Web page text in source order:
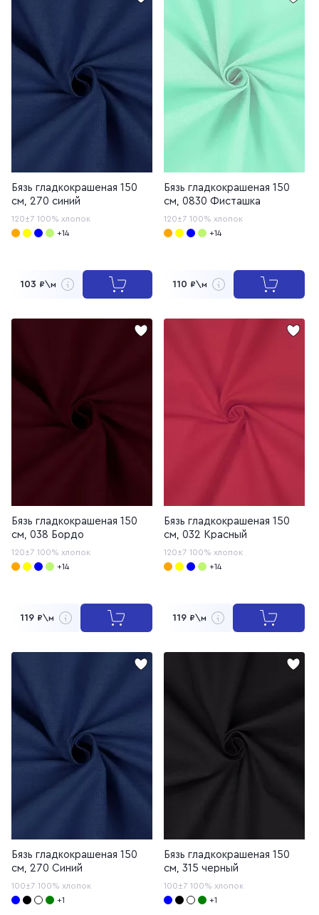
Бязь гладкокрашеная 150
см, 270 синий
120±7 100% хлопок
+14
103 ₽\м
Бязь гладкокрашеная 150
см, 0830 Фисташка
120±7 100% хлопок
+14
110 ₽\м
Бязь гладкокрашеная 150
см, 038 Бордо
120±7 100% хлопок
+14
119 ₽\м
Бязь гладкокрашеная 150
см, 032 Красный
120±7 100% хлопок
+14
119 ₽\м
Бязь гладкокрашеная 150
см, 270 Синий
100±7 100% хлопок
+1
Бязь гладкокрашеная 150
см, 315 черный
100±7 100% хлопок
+1